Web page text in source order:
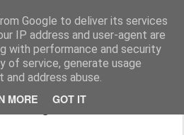
Google to deliver its services
IP address and user-agent are
with performance and security
of service, generate usage
address abuse.
MORE GOT IT
Functional Fitness by Mattias - Träningsinspiration & träningsfilmer
Träningsvärk